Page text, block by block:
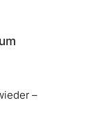
–